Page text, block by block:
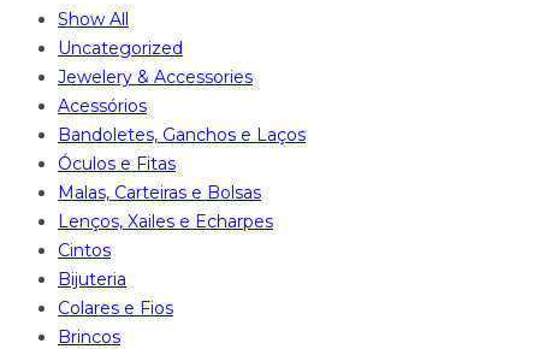
Show All
Uncategorized
Jewelery & Accessories
Acessórios
Bandoletes, Ganchos e Laços
Óculos e Fitas
Malas, Carteiras e Bolsas
Lenços, Xailes e Echarpes
Cintos
Bijuteria
Colares e Fios
Brincos